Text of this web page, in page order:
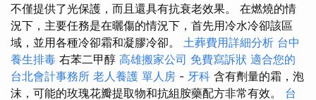
不僅提供了光保護，而且還具有抗衰老效果。 在燃燒的情
況下，主要任務是在曬傷的情況下，首先用冷水冷卻該區
域，並用各種冷卻霜和凝膠冷卻。 土葬費用詳細分析 台中
養生排毒 右苯二甲醇 高雄搬家公司 免費寫訴狀 適合您的
台北會計事務所 老人養護 單人房 - 牙科 含有劑量的霜，泡
沫，可能的玫瑰花瓣提取物和抗組胺藥配方非常有效。 台